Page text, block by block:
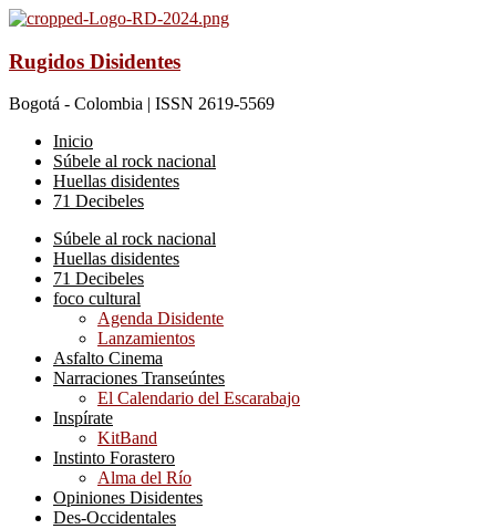
Rugidos Disidentes
Bogotá - Colombia | ISSN 2619-5569
Inicio
Súbele al rock nacional
Huellas disidentes
71 Decibeles
Súbele al rock nacional
Huellas disidentes
71 Decibeles
foco cultural
Agenda Disidente
Lanzamientos
Asfalto Cinema
Narraciones Transeúntes
El Calendario del Escarabajo
Inspírate
KitBand
Instinto Forastero
Alma del Río
Opiniones Disidentes
Des-Occidentales